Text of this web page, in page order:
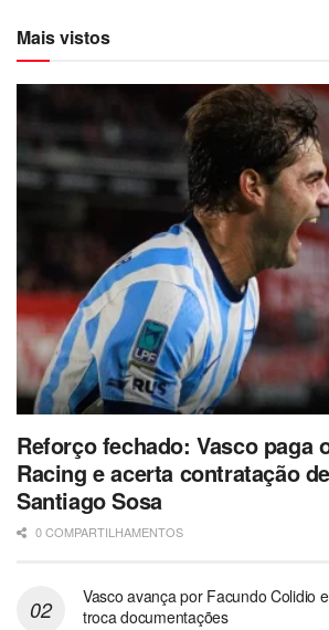
Mais vistos
Reforço fechado: Vasco paga
Racing e acerta contratação de
Santiago Sosa
0 COMPARTILHAMENTOS
Vasco avança por Facundo Colidio
troca documentações